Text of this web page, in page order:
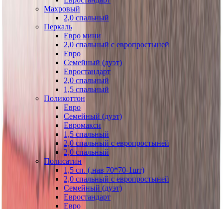
Махровый
2,0 спальный
Перкаль
Евро мини
2,0 спальный с европростыней
Евро
Семейный (дуэт)
Евростандарт
2,0 спальный
1,5 спальный
Поликоттон
Евро
Семейный (дуэт)
Евромакси
1,5 спальный
2,0 спальный с европростыней
2,0 спальный
Полисатин
1,5 сп. (.нав 70*70-1шт)
2,0 спальный с европростыней
Семейный (дуэт)
Евростандарт
Евро